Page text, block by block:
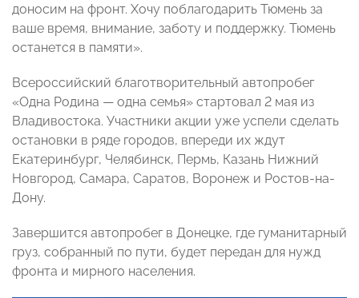
доносим на фронт. Хочу поблагодарить Тюмень за
ваше время, внимание, заботу и поддержку. Тюмень
останется в памяти».
Всероссийский благотворительный автопробег
«Одна Родина — одна семья» стартовал 2 мая из
Владивостока. Участники акции уже успели сделать
остановки в ряде городов, впереди их ждут
Екатеринбург, Челябинск, Пермь, Казань Нижний
Новгород, Самара, Саратов, Воронеж и Ростов-на-
Дону.
Завершится автопробег в Донецке, где гуманитарный
груз, собранный по пути, будет передан для нужд
фронта и мирного населения.